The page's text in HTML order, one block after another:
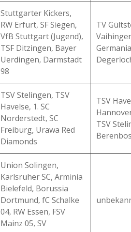
Stuttgarter Kickers,
RW Erfurt, SF Siegen,
VfB Stuttgart (Jugend),
TSF Ditzingen, Bayer
Uerdingen, Darmstadt
98
TV
Germania
TSV Stelingen, TSV
Havelse, 1. SC
Norderstedt, SC
Freiburg, Urawa Red
Diamonds
TSV
TSV
Union Solingen,
Karlsruher SC, Arminia
Bielefeld, Borussia
Dortmund, fC Schalke
04, RW Essen, FSV
Mainz 05, SV